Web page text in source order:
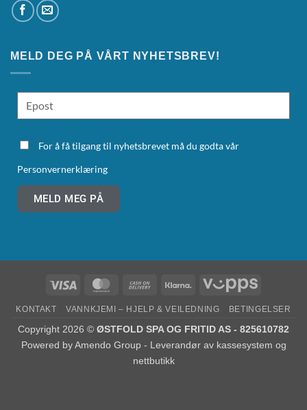
MELD DEG PÅ VÅRT NYHETSBREV!
For å få tilgang til nyhetsbrevet må du godta vår
Personvernerklæring
MELD MEG PÅ
KONTAKT VANNKJEMI – HJELP & VEILEDNING BETINGELSER
Copyright 2026 © ØSTFOLD SPA OG FRITID AS - 825610782
Powered byAmendo Group - Leverandør av kassesystem og
nettbutikk